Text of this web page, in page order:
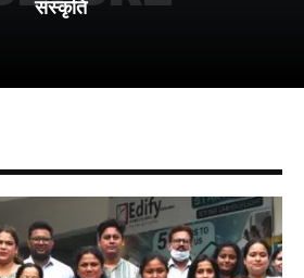
संस्कृति